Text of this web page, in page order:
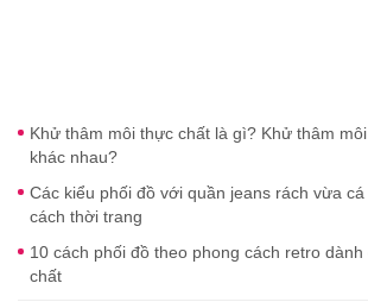
Khử thâm môi thực chất là gì? Khử thâm
khác nhau?
Các kiểu phối đồ với quần jeans rách vừa
cách thời trang
10 cách phối đồ theo phong cách retro
chất